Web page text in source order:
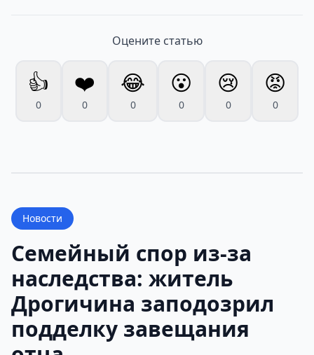
Оцените статью
👍
0
❤️
0
😂
0
😮
0
😢
0
😡
0
Новости
Семейный спор из-за
наследства: житель
Дрогичина заподозрил
подделку завещания